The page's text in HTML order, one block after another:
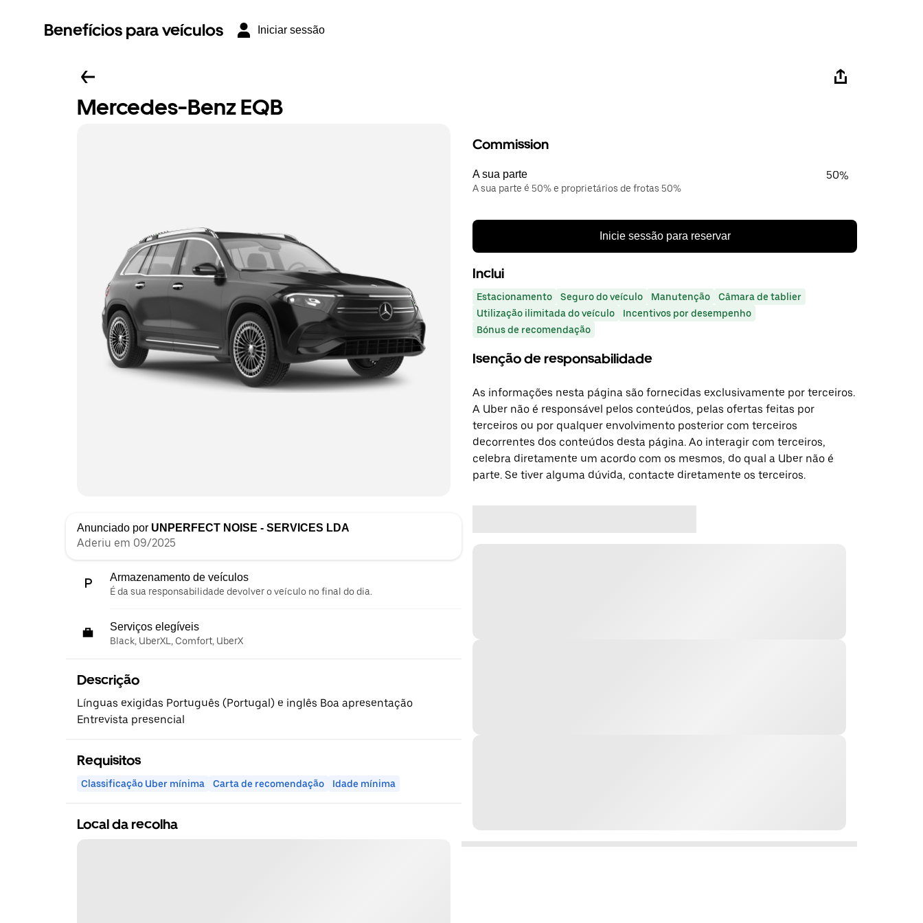
Benefícios para veículos Iniciar sessão
Mercedes-Benz EQB
Anunciado por UNPERFECT NOISE - SERVICES LDA
Aderiu em 09/2025
Armazenamento de veículos
É da sua responsabilidade devolver o veículo no final do dia.
Serviços elegíveis
Black, UberXL, Comfort, UberX
Descrição
Línguas exigidas Português (Portugal) e inglês Boa apresentação
Entrevista presencial
Requisitos
Classificação Uber mínima Carta de recomendação Idade mínima
Local da recolha
Commission
A sua parte
A sua parte é 50% e proprietários de frotas 50%
50%
Inicie sessão para reservar
Inclui
Estacionamento Seguro do veículo Manutenção
Câmara de tablier
Utilização ilimitada do veículo
Incentivos por desempenho
Bónus de recomendação
Isenção de responsabilidade
As informações nesta página são fornecidas exclusivamente por terceiros.
A Uber não é responsável pelos conteúdos, pelas ofertas feitas por
terceiros ou por qualquer envolvimento posterior com terceiros
decorrentes dos conteúdos desta página. Ao interagir com terceiros,
celebra diretamente um acordo com os mesmos, do qual a Uber não é
parte. Se tiver alguma dúvida, contacte diretamente os terceiros.